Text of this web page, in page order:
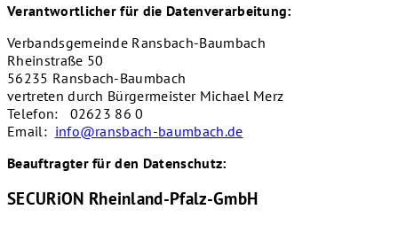
Verantwortlicher für die Datenverarbeitung:
Verbandsgemeinde Ransbach-Baumbach
Rheinstraße 50
56235 Ransbach-Baumbach
vertreten durch Bürgermeister Michael Merz
Telefon: 02623 86 0
Email: info@ransbach-baumbach.de
Beauftragter für den Datenschutz:
SECURiON Rheinland-Pfalz-GmbH